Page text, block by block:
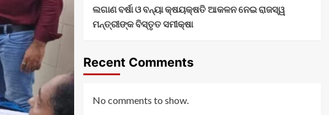
ଲଗାଣ ବର୍ଷା ଓ ବନ୍ୟା କ୍ଷୟକ୍ଷତି ଆକଳନ ନେଇ ରାଜସ୍ୱ
ମନ୍ତ୍ରୀଙ୍କ ବିସ୍ତୃତ ସମୀକ୍ଷା
Recent Comments
No comments to show.